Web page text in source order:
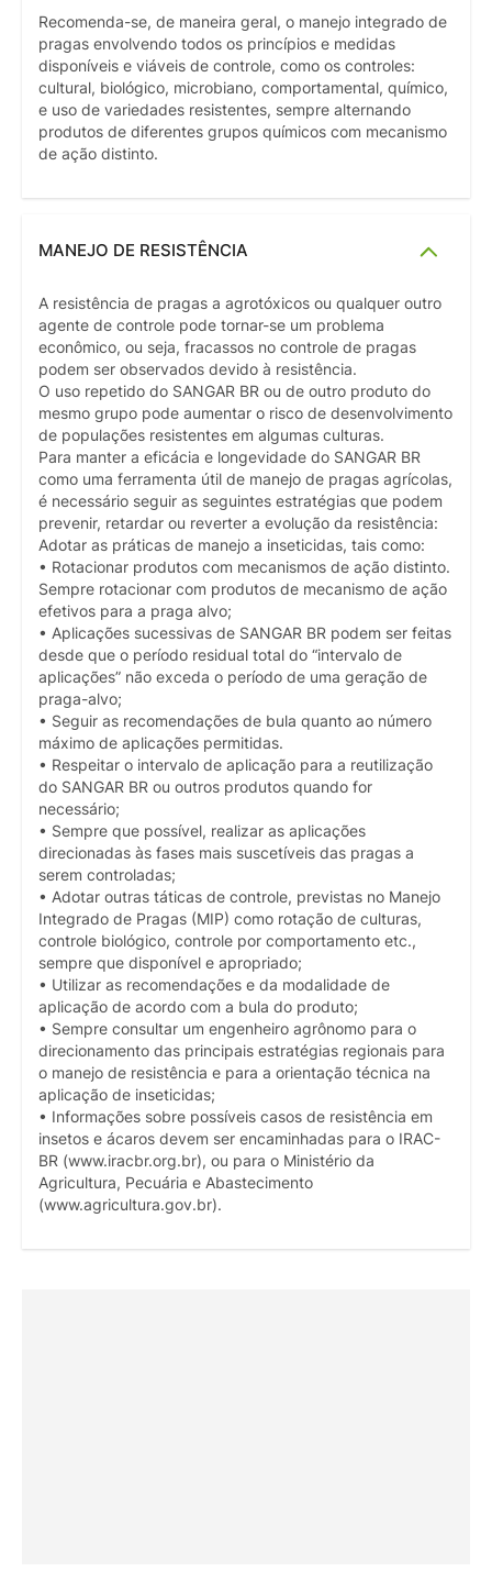
Recomenda-se, de maneira geral, o manejo integrado de
pragas envolvendo todos os princípios e medidas
disponíveis e viáveis de controle, como os controles:
cultural, biológico, microbiano, comportamental, químico,
e uso de variedades resistentes, sempre alternando
produtos de diferentes grupos químicos com mecanismo
de ação distinto.
MANEJO DE RESISTÊNCIA
A resistência de pragas a agrotóxicos ou qualquer outro
agente de controle pode tornar-se um problema
econômico, ou seja, fracassos no controle de pragas
podem ser observados devido à resistência.
O uso repetido do SANGAR BR ou de outro produto do
mesmo grupo pode aumentar o risco de desenvolvimento
de populações resistentes em algumas culturas.
Para manter a eficácia e longevidade do SANGAR BR
como uma ferramenta útil de manejo de pragas agrícolas,
é necessário seguir as seguintes estratégias que podem
prevenir, retardar ou reverter a evolução da resistência:
Adotar as práticas de manejo a inseticidas, tais como:
• Rotacionar produtos com mecanismos de ação distinto.
Sempre rotacionar com produtos de mecanismo de ação
efetivos para a praga alvo;
• Aplicações sucessivas de SANGAR BR podem ser feitas
desde que o período residual total do “intervalo de
aplicações” não exceda o período de uma geração de
praga-alvo;
• Seguir as recomendações de bula quanto ao número
máximo de aplicações permitidas.
• Respeitar o intervalo de aplicação para a reutilização
do SANGAR BR ou outros produtos quando for
necessário;
• Sempre que possível, realizar as aplicações
direcionadas às fases mais suscetíveis das pragas a
serem controladas;
• Adotar outras táticas de controle, previstas no Manejo
Integrado de Pragas (MIP) como rotação de culturas,
controle biológico, controle por comportamento etc.,
sempre que disponível e apropriado;
• Utilizar as recomendações e da modalidade de
aplicação de acordo com a bula do produto;
• Sempre consultar um engenheiro agrônomo para o
direcionamento das principais estratégias regionais para
o manejo de resistência e para a orientação técnica na
aplicação de inseticidas;
• Informações sobre possíveis casos de resistência em
insetos e ácaros devem ser encaminhadas para o IRAC-
BR (www.iracbr.org.br), ou para o Ministério da
Agricultura, Pecuária e Abastecimento
(www.agricultura.gov.br).